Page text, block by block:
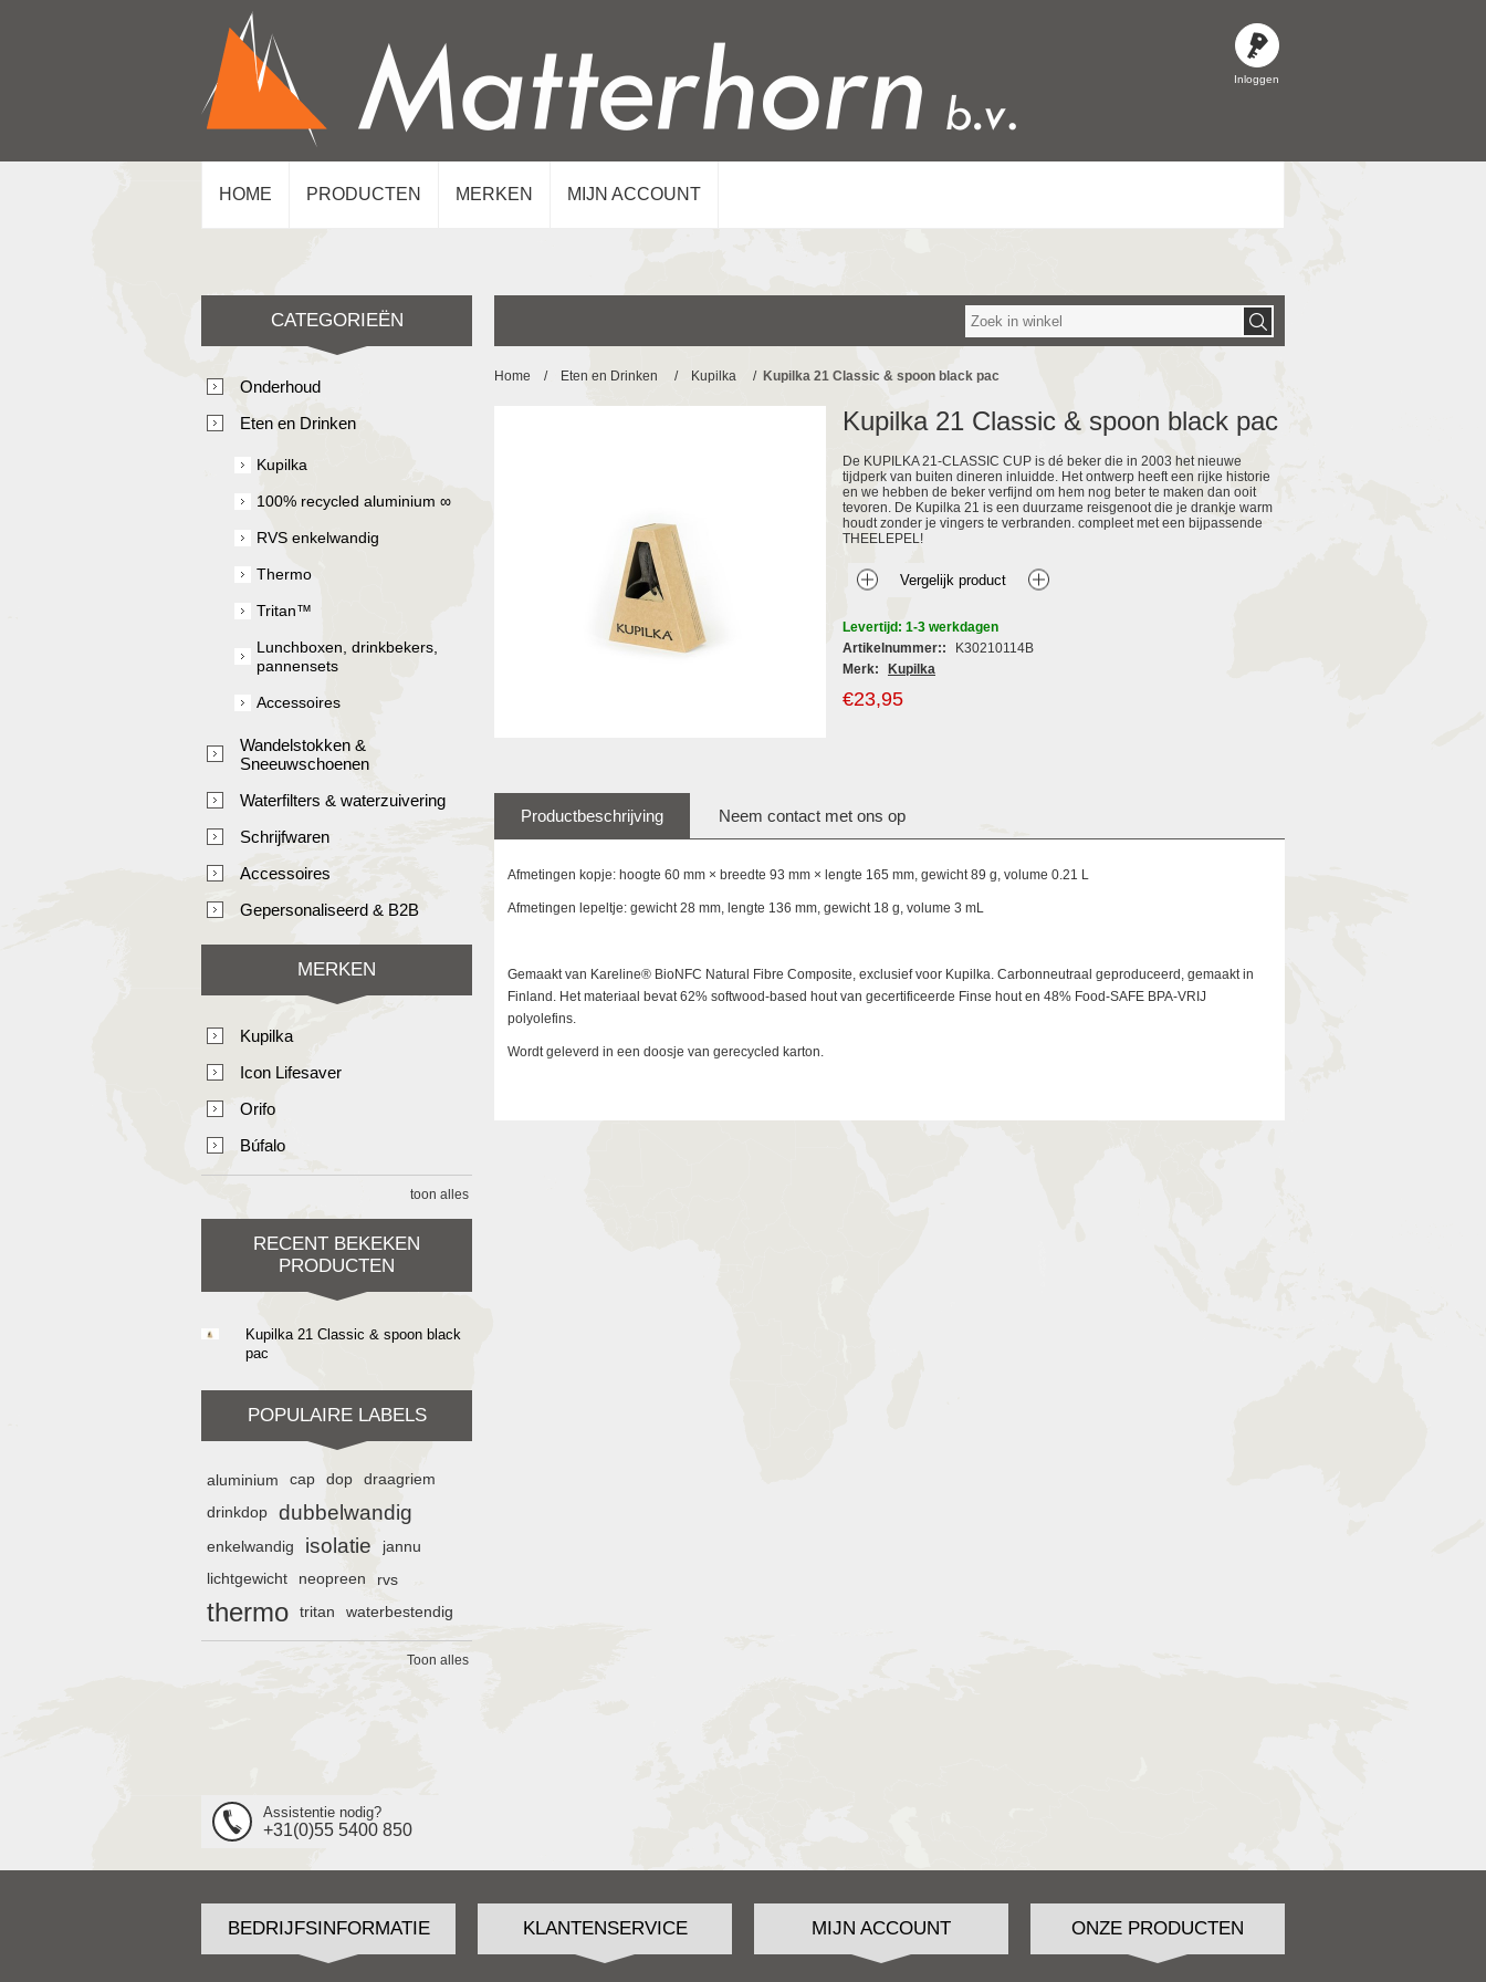
Inloggen
HOME PRODUCTEN MERKEN MIJN ACCOUNT
Home / Eten en Drinken / Kupilka / Kupilka 21 Classic & spoon black pac
Kupilka 21 Classic & spoon black pac
De KUPILKA 21-CLASSIC CUP is dé beker die in 2003 het nieuwe
tijdperk van buiten dineren inluidde. Het ontwerp heeft een rijke historie
en we hebben de beker verfijnd om hem nog beter te maken dan ooit
tevoren. De Kupilka 21 is een duurzame reisgenoot die je drankje warm
houdt zonder je vingers te verbranden. compleet met een bijpassende
THEELEPEL!
Levertijd: 1-3 werkdagen
Artikelnummer::
K30210114B
Merk:
Kupilka
€23,95
Productbeschrijving Neem contact met ons op
Afmetingen kopje: hoogte 60 mm × breedte 93 mm × lengte 165 mm, gewicht 89 g, volume 0.21 L
Afmetingen lepeltje: gewicht 28 mm, lengte 136 mm, gewicht 18 g, volume 3 mL
Gemaakt van Kareline® BioNFC Natural Fibre Composite, exclusief voor Kupilka. Carbonneutraal geproduceerd, gemaakt in
Finland. Het materiaal bevat 62% softwood-based hout van gecertificeerde Finse hout en 48% Food-SAFE BPA-VRIJ
polyolefins.
Wordt geleverd in een doosje van gerecycled karton.
CATEGORIEËN
Onderhoud
Eten en Drinken
Kupilka
100% recycled aluminium ∞
RVS enkelwandig
Thermo
Tritan™
Lunchboxen, drinkbekers,
pannensets
Accessoires
Wandelstokken &
Sneeuwschoenen
Waterfilters & waterzuivering
Schrijfwaren
Accessoires
Gepersonaliseerd & B2B
MERKEN
Kupilka
Icon Lifesaver
Orifo
Búfalo
toon alles
RECENT BEKEKEN
PRODUCTEN
Kupilka 21 Classic & spoon black
pac
POPULAIRE LABELS
aluminium cap dop
draagriem
drinkdop
dubbelwandig
enkelwandig isolatie jannu
lichtgewicht neopreen rvs
thermo tritan waterbestendig
Toon alles
Assistentie nodig?
+31(0)55 5400 850
BEDRIJFSINFORMATIE KLANTENSERVICE MIJN ACCOUNT ONZE PRODUCTEN